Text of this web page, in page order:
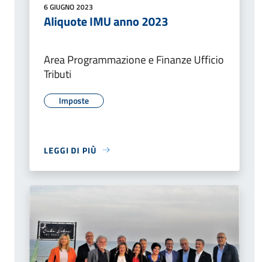
6 GIUGNO 2023
Aliquote IMU anno 2023
Area Programmazione e Finanze Ufficio
Tributi
Imposte
LEGGI DI PIÙ